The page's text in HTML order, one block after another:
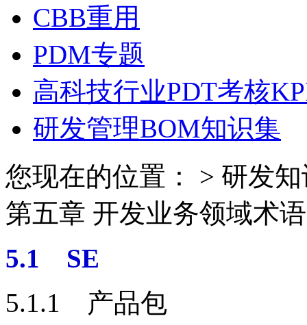
CBB重用
PDM专题
高科技行业PDT考核
研发管理BOM知识集
您现在的位置： > 研发
第五章 开发业务领域术语
5.1 SE
5.1.1 产品包